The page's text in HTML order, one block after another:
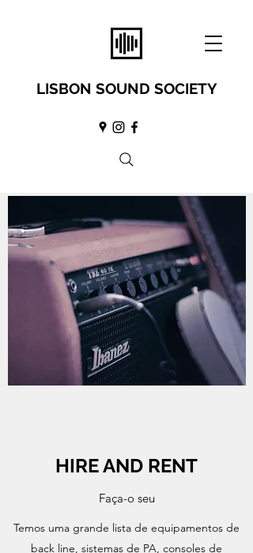
LISBON SOUND SOCIETY
HIRE AND RENT
Faça-o seu
Temos uma grande lista de equipamentos de
back line, sistemas de PA, consoles de